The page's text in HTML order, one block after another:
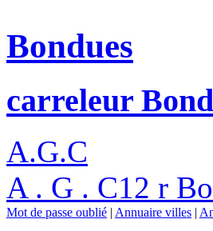
Bondues
carreleur
A.G.C
A . G . C12 r
Mot de passe oublié | Annuaire villes |